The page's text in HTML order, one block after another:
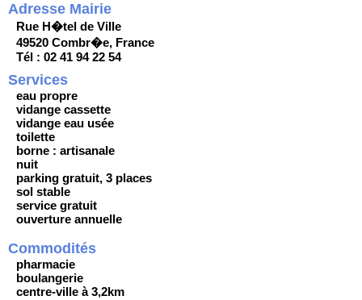
Adresse Mairie
Rue H�tel de Ville
49520 Combr�e, France
Tél : 02 41 94 22 54
Services
eau propre
vidange cassette
vidange eau usée
toilette
borne : artisanale
nuit
parking gratuit, 3 places
sol stable
service gratuit
ouverture annuelle
Commodités
pharmacie
boulangerie
centre-ville à 3,2km